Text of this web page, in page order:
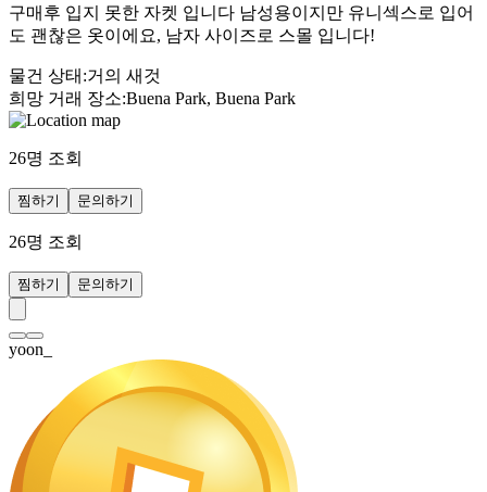
구매후 입지 못한 자켓 입니다 남성용이지만 유니섹스로 입어
도 괜찮은 옷이에요, 남자 사이즈로 스몰 입니다!
물건 상태 :거의 새것
희망 거래 장소:Buena Park, Buena Park
26명 조회
찜하기 문의하기
26명 조회
찜하기 문의하기
yoon_